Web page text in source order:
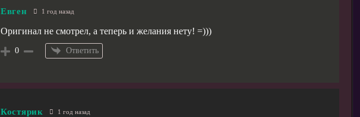
Евген 1 год назад
Оригинал не смотрел, а теперь и желания нету! =)))
0 Ответить
Костярик 1 год назад